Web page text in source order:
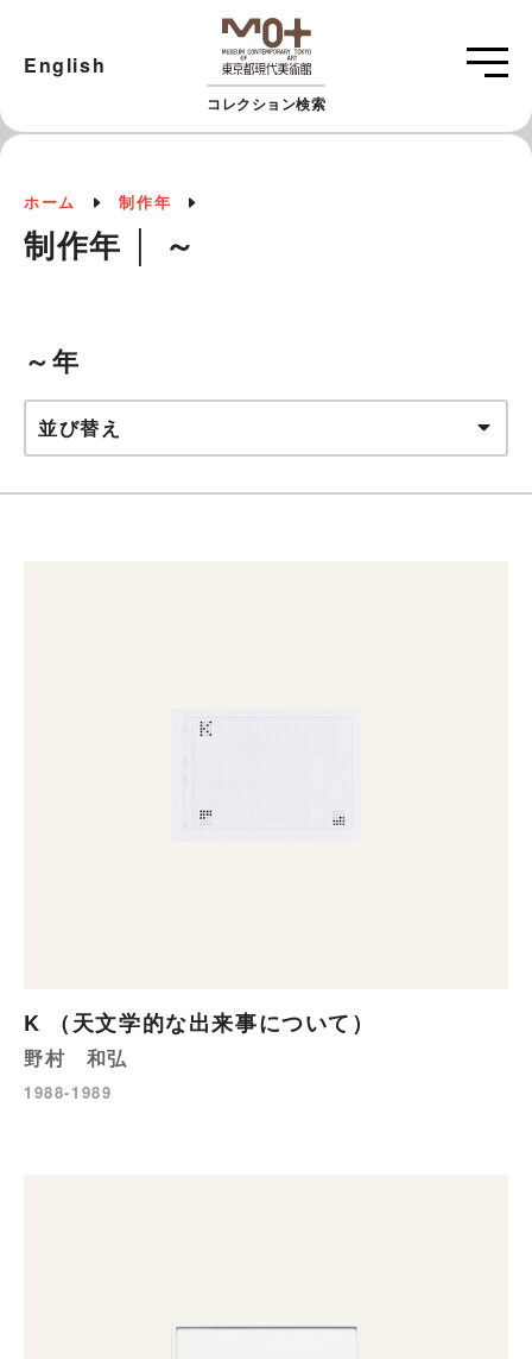
コレクション検索
English
ホーム 制作年
制作年 │ ～
～年
並び替え
K （天文学的な出来事について）
野村 和弘
1988-1989